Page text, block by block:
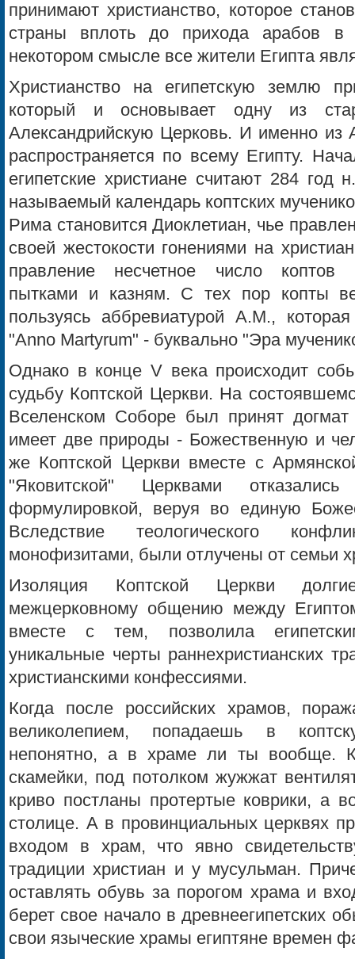
принимают христианство, которое
страны вплоть до прихода арабов
некотором смысле все жители Египта
Христианство на египетскую землю
который и основывает одну из
Александрийскую Церковь. И именно из
распространяется по всему Египту.
египетские христиане считают 284 год
называемый календарь коптских
Рима становится Диоклетиан, чье
своей жестокости гонениями на
правление несчетное число коптов
пытками и казням. С тех пор копты
пользуясь аббревиатурой А.М., которая
"Anno Martyrum" - буквально "Эра
Однако в конце V века происходит
судьбу Коптской Церкви. На
Вселенском Соборе был принят
имеет две природы - Божественную и
же Коптской Церкви вместе с
"Яковитской" Церквами
формулировкой, веруя во единую
Вследствие теологического
монофизитами, были отлучены от семьи
Изоляция Коптской Церкви
межцерковному общению между
вместе с тем, позволила
уникальные черты раннехристианских
христианскими конфессиями.
Когда после российских храмов,
великолепием, попадаешь в
непонятно, а в храме ли ты вообще.
скамейки, под потолком жужжат
криво постланы протертые коврики, а
столице. А в провинциальных церквях
входом в храм, что явно
традиции христиан и у мусульман.
оставлять обувь за порогом храма и
берет свое начало в древнеегипетских
свои языческие храмы египтяне времен